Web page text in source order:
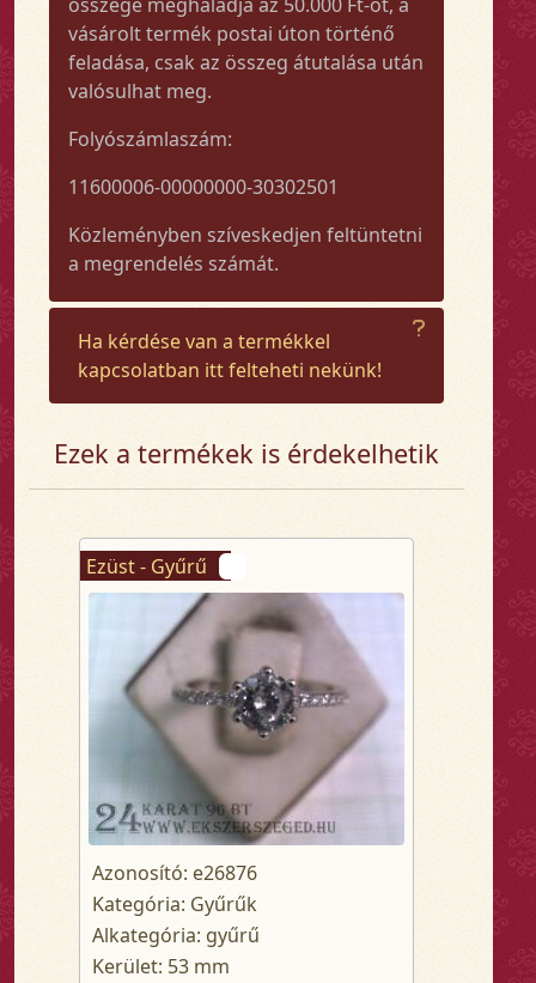
vásárolt termék postai úton történő
feladása, csak az összeg átutalása után
valósulhat meg.
Folyószámlaszám:
11600006-00000000-30302501
Közleményben szíveskedjen feltüntetni
a megrendelés számát.
Ha kérdése van a termékkel
kapcsolatban itt felteheti nekünk!
Ezek a termékek is érdekelhetik
Ezüst - Gyűrű
Azonosító: e26876
Kategória: Gyűrűk
Alkategória: gyűrű
Kerület: 53 mm